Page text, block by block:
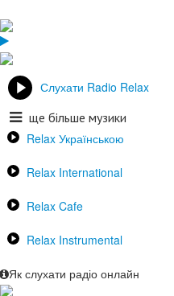
Слухати Radio Relax
ще більше музики
Relax Українською
Relax International
Relax Cafe
Relax Instrumental
Як слухати радіо онлайн